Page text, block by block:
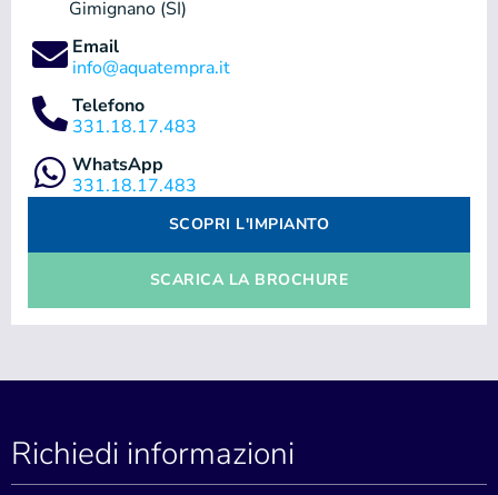
Gimignano (SI)
Email
info@aquatempra.it
Telefono
331.18.17.483
WhatsApp
331.18.17.483
SCOPRI L'IMPIANTO
SCARICA LA BROCHURE
Richiedi informazioni